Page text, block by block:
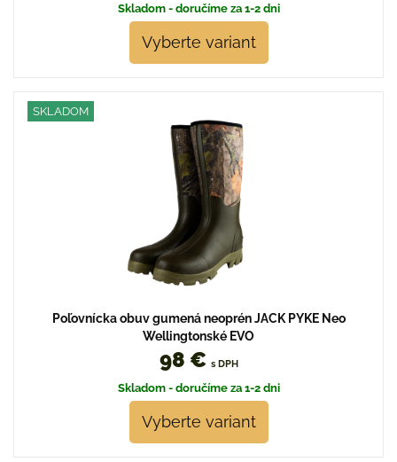
Skladom - doručíme za 1-2 dni
Vyberte variant
SKLADOM
Poľovnícka obuv gumená neoprén JACK PYKE Neo
Wellingtonské EVO
98 € s DPH
Skladom - doručíme za 1-2 dni
Vyberte variant